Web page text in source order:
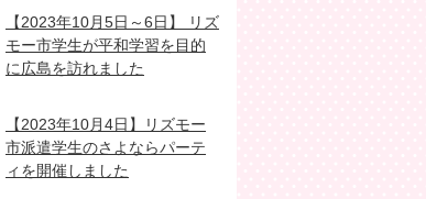
【2023年10月5日～6日】 リズ
モー市学生が平和学習を目的
に広島を訪れました
【2023年10月4日】リズモー
市派遣学生のさよならパーテ
ィを開催しました